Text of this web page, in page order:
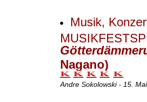
Musik,
Nagano)
Andre Sokolowski - 15.